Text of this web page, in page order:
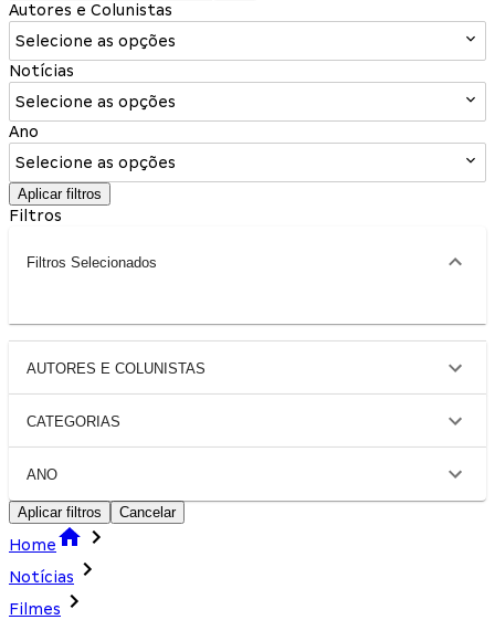
Autores e Colunistas
Selecione as opções
Notícias
Selecione as opções
Ano
Selecione as opções
Aplicar filtros
Filtros
Filtros Selecionados
AUTORES E COLUNISTAS
CATEGORIAS
ANO
Aplicar filtros Cancelar
Home
Notícias
Filmes